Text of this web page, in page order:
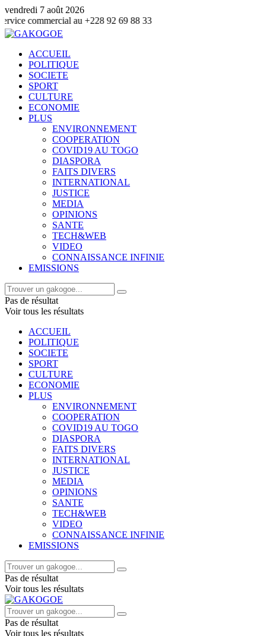
vendredi 7 août 2026
au +228 92 69 88 33
ACCUEIL
POLITIQUE
SOCIETE
SPORT
CULTURE
ECONOMIE
PLUS
ENVIRONNEMENT
COOPERATION
COVID19 AU TOGO
DIASPORA
FAITS DIVERS
INTERNATIONAL
JUSTICE
MEDIA
OPINIONS
SANTE
TECH&WEB
VIDEO
CONNAISSANCE INFINIE
EMISSIONS
Pas de résultat
Voir tous les résultats
ACCUEIL
POLITIQUE
SOCIETE
SPORT
CULTURE
ECONOMIE
PLUS
ENVIRONNEMENT
COOPERATION
COVID19 AU TOGO
DIASPORA
FAITS DIVERS
INTERNATIONAL
JUSTICE
MEDIA
OPINIONS
SANTE
TECH&WEB
VIDEO
CONNAISSANCE INFINIE
EMISSIONS
Pas de résultat
Voir tous les résultats
Pas de résultat
Voir tous les résultats